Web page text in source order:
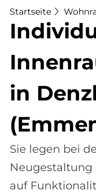
Startseite
in
Sie legen bei
Neugestaltung
auf